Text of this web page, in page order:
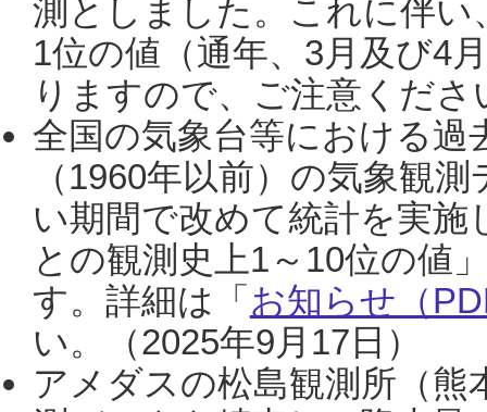
測としました。これに伴い
1位の値（通年、3月及び4
りますので、ご注意くだ
全国の気象台等における過
（1960年以前）の気象観
い期間で改めて統計を実
との観測史上1～10位の値
す。詳細は「 お知らせ（
い。（2025年9月17日）
アメダスの松島観測所（熊